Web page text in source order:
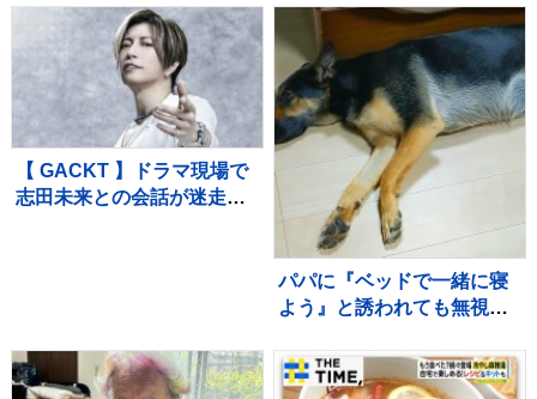
【 GACKT 】ドラマ現場で
志田未来との会話が迷走
パパに『ベッドで一緒に寝
よう』と誘われても無視す
らさま過ぎる『態度の違
い』に反響「ハッキリｗ」